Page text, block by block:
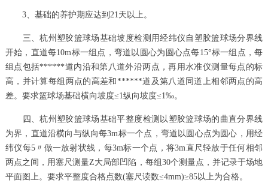
3、基础的养护期应达到21天以上。
三、杭州塑胶篮球场基础坡度检测用经纬仪自塑胶篮球场分界线
开始，直道每10m标一组点，弯道以圆心为圆心点每15°标一组点，每
组点包括******道内沿和第八道外沿两点，再用水准仪测量每点的标
高，并计算每组两点的高差和******道及第八道同道上相邻两点的高
差。要求篮球场基础横向坡度≤1纵向坡度≤1‰。
四、杭州塑胶篮球场基础平整度检测以塑胶篮球场的曲直分界线
为界，直道沿横向与纵向每3m标一个点，弯道以圆心点为圆心，用经
纬仪每5〃做一放射状线，每3m标一个点，将3m直尺轻放于任何相邻
两点之间，用塞尺测量Z大局部凹陷，每组30个测量点，并记录于场地
平面图上。要求平整度合格点数(塞尺读数≤4mm)≥85以上为合格。